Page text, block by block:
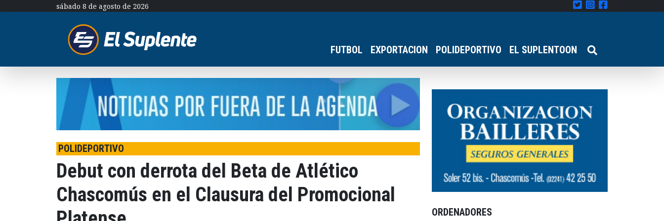
sábado 8 de agosto de 2026
FUTBOL EXPORTACION POLIDEPORTIVO EL SUPLENTOON
POLIDEPORTIVO
Debut con derrota del Beta de Atlético
Chascomús en el Clausura del Promocional
ORDENADORES